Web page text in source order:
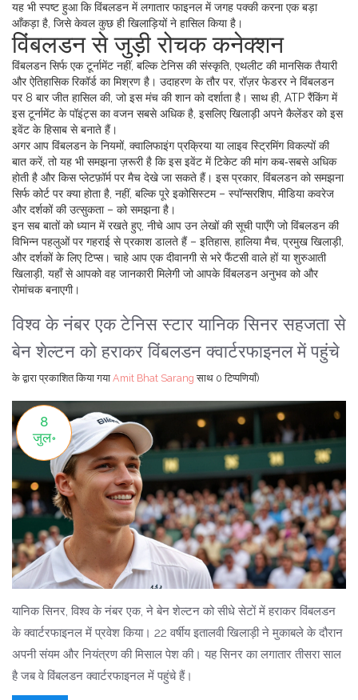
यह भी स्पष्ट हुआ कि विंबलडन में लगातार फाइनल में जगह पक्की करना एक बड़ा
आँकड़ा है, जिसे केवल कुछ ही खिलाड़ियों ने हासिल किया है।
विंबलडन से जुड़ी रोचक कनेक्शन
विंबलडन सिर्फ एक टूर्नामेंट नहीं, बल्कि टेनिस की संस्कृति, एथलीट की मानसिक तैयारी
और ऐतिहासिक रिकॉर्ड का मिश्रण है। उदाहरण के तौर पर, रॉज़र फेडरर ने विंबलडन
पर 8 बार जीत हासिल की, जो इस मंच की शान को दर्शाता है। साथ ही, ATP रैंकिंग में
इस टूर्नामेंट के पॉइंट्स का वजन सबसे अधिक है, इसलिए खिलाड़ी अपने कैलेंडर को इस
इवेंट के हिसाब से बनाते हैं।
अगर आप विंबलडन के नियमों, क्वालिफाइंग प्रक्रिया या लाइव स्ट्रिमिंग विकल्पों की
बात करें, तो यह भी समझना ज़रूरी है कि इस इवेंट में टिकेट की मांग कब‑सबसे अधिक
होती है और किस प्लेटफ़ॉर्म पर मैच देखे जा सकते हैं। इस प्रकार, विंबलडन को समझना
सिर्फ कोर्ट पर क्या होता है, नहीं, बल्कि पूरे इकोसिस्टम – स्पॉन्सरशिप, मीडिया कवरेज
और दर्शकों की उत्सुकता – को समझना है।
इन सब बातों को ध्यान में रखते हुए, नीचे आप उन लेखों की सूची पाएँगे जो विंबलडन की
विभिन्न पहलुओं पर गहराई से प्रकाश डालते हैं – इतिहास, हालिया मैच, प्रमुख खिलाड़ी,
और दर्शकों के लिए टिप्स। चाहे आप एक दीवानगी से भरे फैंटसी वाले हों या शुरुआती
खिलाड़ी, यहाँ से आपको वह जानकारी मिलेगी जो आपके विंबलडन अनुभव को और
रोमांचक बनाएगी।
विश्व के नंबर एक टेनिस स्टार यानिक सिनर सहजता से
बेन शेल्टन को हराकर विंबलडन क्वार्टरफाइनल में पहुंचे
के द्वारा प्रकाशित किया गया Amit Bhat Sarang साथ 0 टिप्पणियाँ)
8
जुल॰
यानिक सिनर, विश्व के नंबर एक, ने बेन शेल्टन को सीधे सेटों में हराकर विंबलडन
के क्वार्टरफाइनल में प्रवेश किया। 22 वर्षीय इतालवी खिलाड़ी ने मुकाबले के दौरान
अपनी संयम और नियंत्रण की मिसाल पेश की। यह सिनर का लगातार तीसरा साल
है जब वे विंबलडन क्वार्टरफाइनल में पहुंचे हैं।